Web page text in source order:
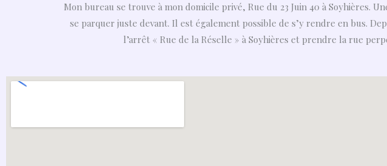
Mon bureau se trouve à mon domicile privé, Rue du 23 Juin 40 à Soyhières.
se parquer juste devant. Il est également possible de s’y rendre en bus.
l’arrêt « Rue de la Réselle » à Soyhières et prendre la rue